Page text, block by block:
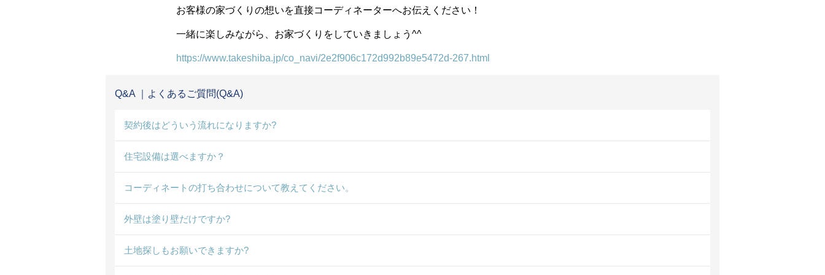
お客様の家づくりの想いを直接コーディネーターへお伝えください！
一緒に楽しみながら、お家づくりをしていきましょう^^
https://www.takeshiba.jp/co_navi/2e2f906c172d992b89e5472d-267.html
Q&A ｜よくあるご質問(Q&A)
契約後はどういう流れになりますか?
住宅設備は選べますか？
コーディネートの打ち合わせについて教えてください。
外壁は塗り壁だけですか?
土地探しもお願いできますか?